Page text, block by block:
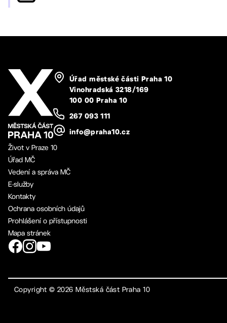
Úřad městské části Praha 10
Vinohradská 3218/169
100 00 Praha 10
267 093 111
info@praha10.cz
Život v Praze 10
Úřad MČ
Vedení a správa MČ
E-služby
Kontakty
Ochrana osobních údajů
Prohlášení o přístupnosti
Mapa stránek
Copyright ©2026 Městská část Praha 10